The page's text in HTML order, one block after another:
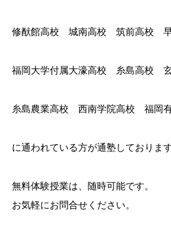
修猷館高校 城南高校 筑前高校 早
福岡大学付属大濠高校 糸島高校
糸島農業高校 西南学院高校 福岡
に通われている方が通塾しております
無料体験授業は、随時可能です。
お気軽にお問合せください。